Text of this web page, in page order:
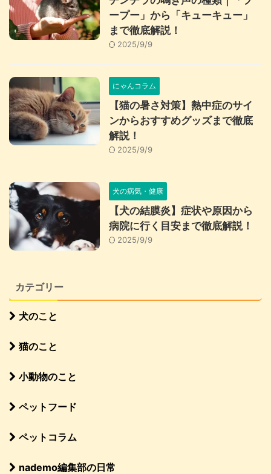
ープー」から「キューキュー」
まで徹底解説！
2025/9/9
にゃんコラム
【猫の暑さ対策】熱中症のサイ
ンからおすすめグッズまで徹底
解説！
2025/9/9
犬の病気・健康
【犬の結膜炎】症状や原因から
病院に行く目安まで徹底解説！
2025/9/9
カテゴリー
犬のこと
猫のこと
小動物のこと
ペットフード
ペットコラム
nademo編集部の日常